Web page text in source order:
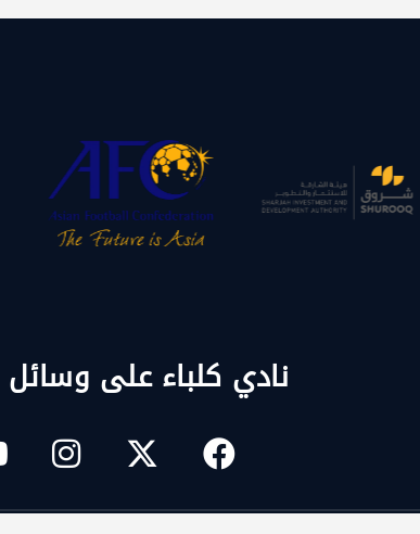
نادي كلباء على وسائل